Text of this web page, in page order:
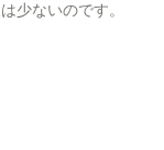
少ないのです。